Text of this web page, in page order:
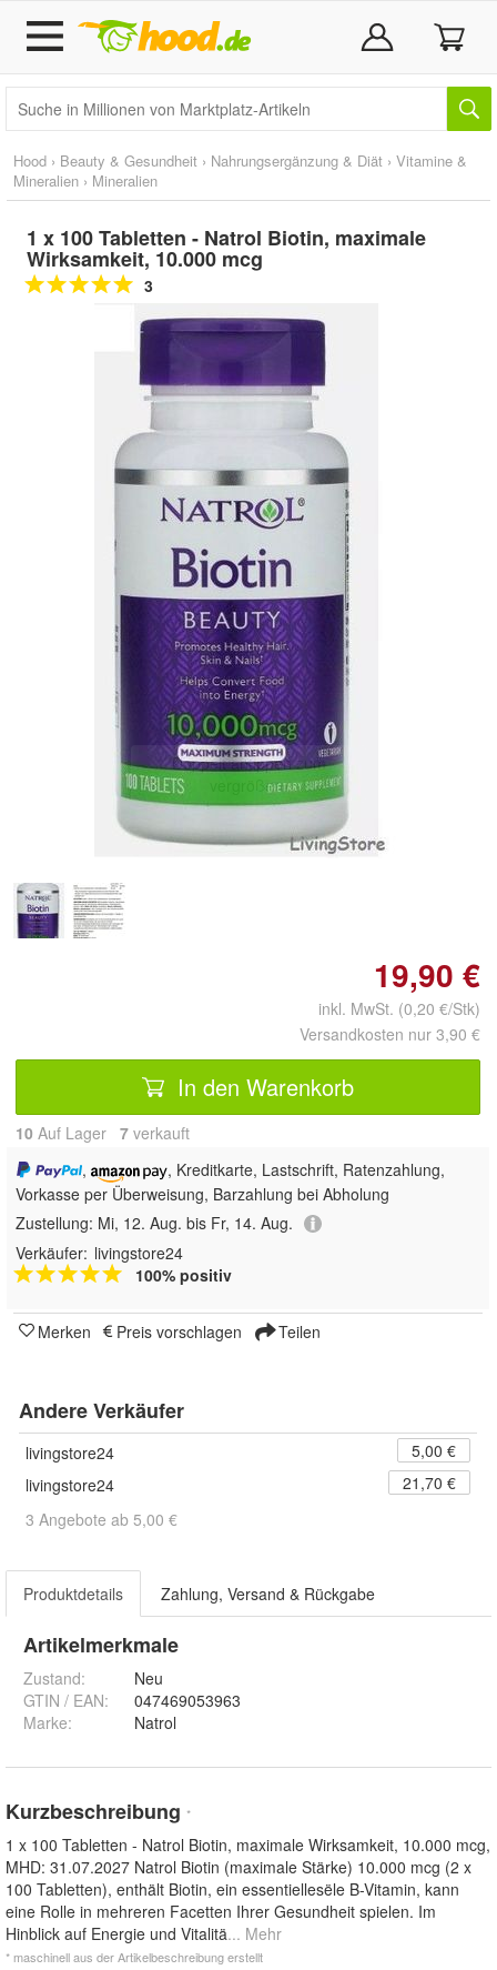
Hood › Beauty & Gesundheit › Nahrungsergänzung & Diät › Vitamine &
Mineralien › Mineralien
1 x 100 Tabletten - Natrol Biotin, maximale
Wirksamkeit, 10.000 mcg
3
Doppelt antippen zum
vergrößern
19,90 €
inkl. MwSt. (0,20 €/Stk)
Versandkosten nur 3,90 €
In den Warenkorb
10 Auf Lager 7 verkauft
,
, Kreditkarte, Lastschrift, Ratenzahlung,
Vorkasse per Überweisung, Barzahlung bei Abholung
Zustellung: Mi, 12. Aug. bis Fr, 14. Aug.
Verkäufer: livingstore24
100% positiv
Merken Preis vorschlagen Teilen
Andere Verkäufer
livingstore24
5,00 €
livingstore24
21,70 €
3 Angebote ab 5,00 €
Produktdetails Zahlung, Versand & Rückgabe
Artikelmerkmale
Zustand:
Neu
GTIN / EAN:
047469053963
Marke:
Natrol
Kurzbeschreibung *
1 x 100 Tabletten - Natrol Biotin, maximale Wirksamkeit, 10.000 mcg,
MHD: 31.07.2027 Natrol Biotin (maximale Stärke) 10.000 mcg (2 x
100 Tabletten), enthält Biotin, ein essentiellesële B-Vitamin, kann
eine Rolle in mehreren Facetten Ihrer Gesundheit spielen. Im
Hinblick auf Energie und Vitalitä... Mehr
* maschinell aus der Artikelbeschreibung erstellt